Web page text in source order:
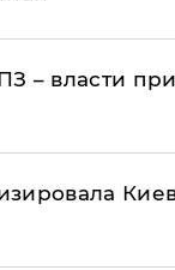
– власти